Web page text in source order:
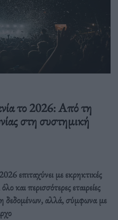
το 2026: Από τη
στη συστημική
επιταχύνει με εκρηκτικές
και περισσότερες εταιρείες
δεδομένων, αλλά, σύμφωνα με